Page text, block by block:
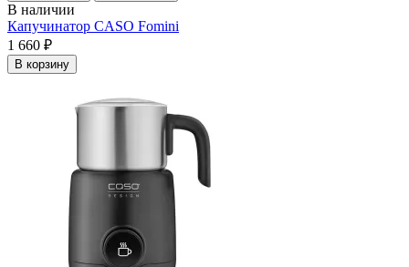
В наличии
Капучинатор CASO Fomini
1 660 ₽
В корзину